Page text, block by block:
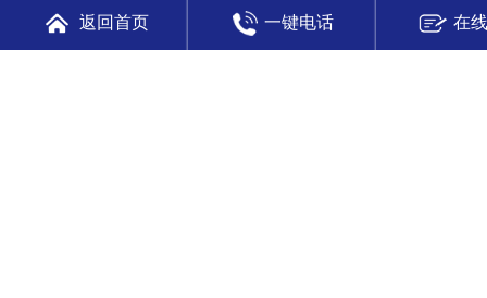
返回首页 一键电话 在